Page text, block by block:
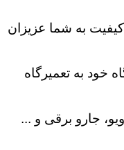
به شما عزیزان
خود به تعمیرگاه
جارو برقی و ...